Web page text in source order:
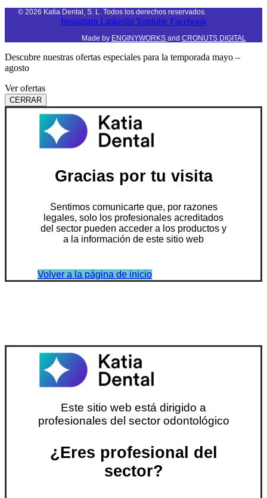
© 2026 Katia Dental, S. L. Todos los derechos reservados.
Instagram Linkedin Youtube Facebook
Made by ENGINYWORKS and CRONUTS DIGITAL
Descubre nuestras ofertas especiales para la temporada mayo –
agosto
Ver ofertas
CERRAR
Gracias por tu visita
Sentimos comunicarte que, por razones
legales, solo los profesionales acreditados
del sector pueden acceder a los productos y
a la información de este sitio web
Volver a la página de inicio
Este sitio web está dirigido a
profesionales del sector odontológico
¿Eres profesional del
sector?